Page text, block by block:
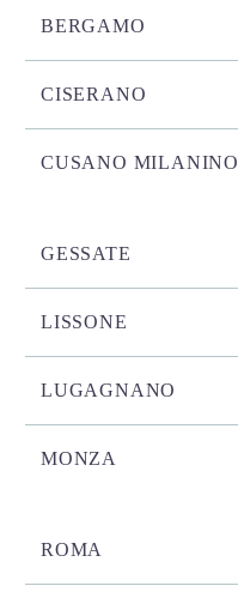
BERGAMO
CISERANO
CUSANO MILANINO
GESSATE
LISSONE
LUGAGNANO
MONZA
ROMA